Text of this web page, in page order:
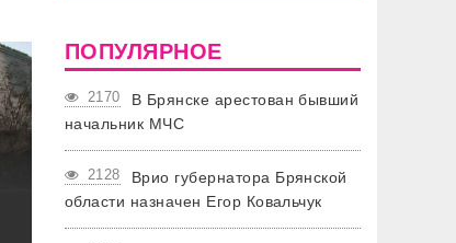
ПОПУЛЯРНОЕ
2170
В Брянске арестован бывший
начальник МЧС
2128
Врио губернатора Брянской
области назначен Егор Ковальчук